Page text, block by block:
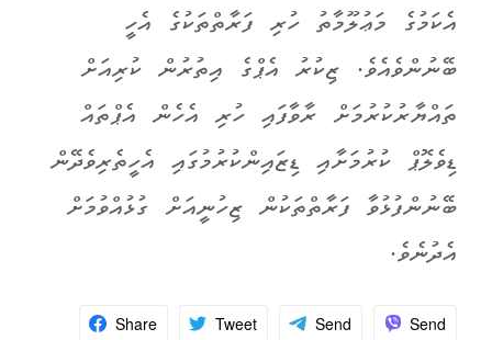
އެކަމުގެ މަޢުލޫމާތު ހުރި ފަރާތްތަކުގެ އެހީ
ބޭނުންވެއެވެ. ޒިކުރު އެޕްގެ އިތުރުން ކުރިއަށް
ތައްޔާރުކުރުމަށް ރާވާފައި ހުރި އެހެން އެޕްތައް
ޑިވެލޮޕް ކުރުމަށާއި ޑިޒައިންކުރުމުގައި އެހީތެރިވެދޭން
ބޭނުންފުޅުވާ ފަރާތްތަކުން ޒިހުނީއަށް ގުޅުއްވުމަށް
އެދުނެވެ.
Share Tweet Send Send